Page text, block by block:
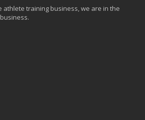
athlete training business, we are in the